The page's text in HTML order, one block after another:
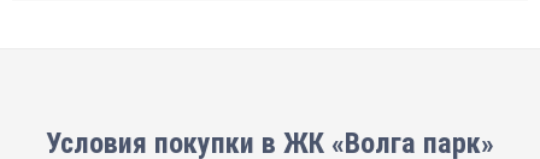
Условия покупки в ЖК «Волга парк»